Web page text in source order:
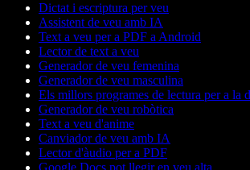
Dictat i escriptura per veu
Assistent de veu amb IA
Text a veu per a PDF a Android
Lector de text a veu
Generador de veu femenina
Generador de veu masculina
Els millors programes de lectura per a la
Generador de veu robòtica
Text a veu d'anime
Canviador de veu amb IA
Lector d'àudio per a PDF